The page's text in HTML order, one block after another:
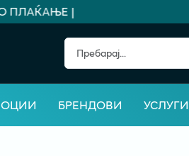
|
БРЕНДОВИ УСЛУГИ